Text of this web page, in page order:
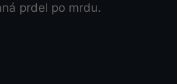
prdel po mrdu.